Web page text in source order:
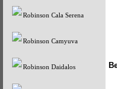
Robinson Cala Serena
Robinson Camyuva
Robinson Daidalos